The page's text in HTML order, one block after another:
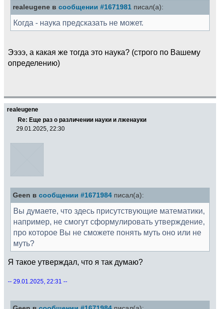
realeugene в сообщении #1671981 писал(а):
Когда - наука предсказать не может.
Ээээ, а какая же тогда это наука? (строго по Вашему
определению)
realeugene
Re: Еще раз о различении науки и лженауки
29.01.2025, 22:30
Geen в сообщении #1671984 писал(а):
Вы думаете, что здесь присутствующие математики,
например, не смогут сформулировать утверждение,
про которое Вы не сможете понять муть оно или не
муть?
Я такое утверждал, что я так думаю?
-- 29.01.2025, 22:31 --